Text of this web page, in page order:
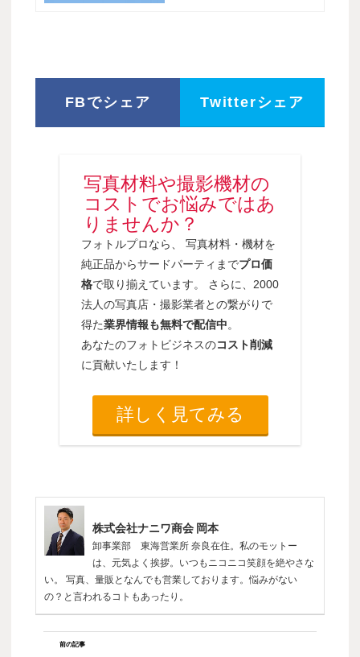
FBでシェア Twitterシェア
写真材料や撮影機材の
コストでお悩みではあ
りませんか？
フォトルプロなら、 写真材料・機材を
純正品からサードパーティまでプロ価
格で取り揃えています。 さらに、2000
法人の写真店・撮影業者との繋がりで
得た業界情報も無料で配信中。
あなたのフォトビジネスのコスト削減
に貢献いたします！
詳しく見てみる
株式会社ナニワ商会 岡本
卸事業部 東海営業所 奈良在住。私のモットー
は、元気よく挨拶。いつもニコニコ笑顔を絶やさな
い。 写真、量販となんでも営業しております。悩みがない
の？と言われるコトもあったり。
前の記事